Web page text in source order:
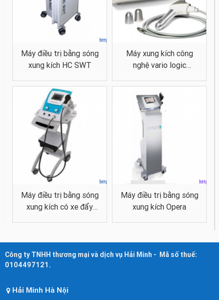
Máy điều trị bằng sóng
xung kích HC SWT
Máy xung kích công
nghệ vario logic
Máy điều trị bằng sóng
xung kích có xe đẩy
Máy điều trị bằng sóng
xung kích Opera
Công ty TNHH thương mại và dịch vụ Hải Minh - Mã số thuế:
0104497121.
Hải Minh Hà Nội